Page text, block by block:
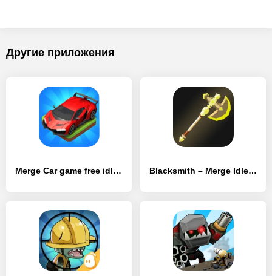
Другие приложения
Merge Car game free idle tycoon Blacksmith – Merge Idle RPG